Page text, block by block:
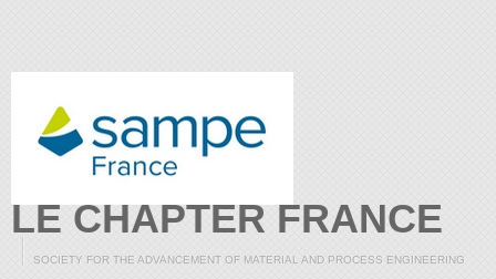
LE CHAPTER FRANCE
SOCIETY FOR THE ADVANCEMENT OF MATERIAL AND PROCESS ENGINEERING